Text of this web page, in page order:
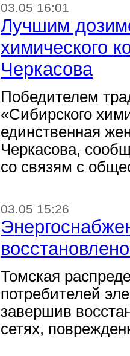
03.05 16:01
Лучшим
химического
Черкасова
Победителем
«Сибирского
единственная
Черкасова,
со связям с
03.05 15:26
Томская
потребителей
завершив
сетях,